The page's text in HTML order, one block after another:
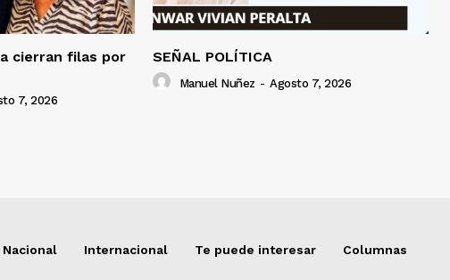
cierran filas por
7, 2026
SEÑAL POLÍTICA
Manuel Nuñez - Agosto 7, 2026
Nacional Internacional Te puede interesar Columnas